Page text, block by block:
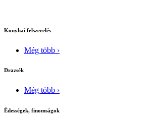
Konyhai felszerelés
Még több ›
Drazsék
Még több ›
Édességek, finomságok